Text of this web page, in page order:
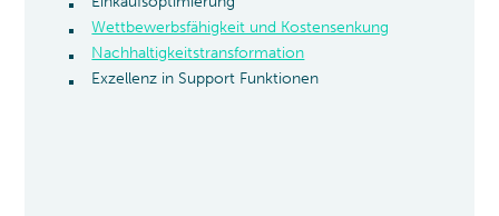
Wettbewerbsfähigkeit und Kostensenkung
Nachhaltigkeitstransformation
Exzellenz in Support Funktionen